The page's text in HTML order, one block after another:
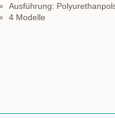
Ausführung:
4 Modelle